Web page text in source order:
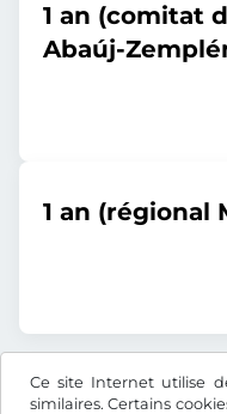
Ce site Internet utilise
similaires. Certains
1 an (comitat
Abaúj-
1 an (régional
Tous les prix